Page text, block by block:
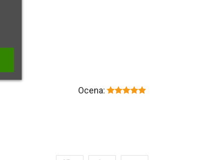
Ocena: